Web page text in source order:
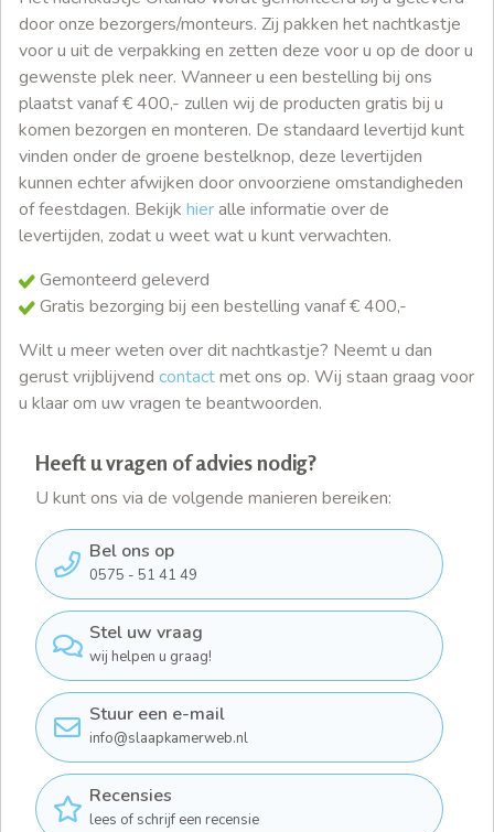
door onze bezorgers/monteurs. Zij pakken het nachtkastje
voor u uit de verpakking en zetten deze voor u op de door u
gewenste plek neer. Wanneer u een bestelling bij ons
plaatst vanaf € 400,- zullen wij de producten gratis bij u
komen bezorgen en monteren. De standaard levertijd kunt
vinden onder de groene bestelknop, deze levertijden
kunnen echter afwijken door onvoorziene omstandigheden
of feestdagen. Bekijk hieralle informatie over de
levertijden, zodat u weet wat u kunt verwachten.
Gemonteerd geleverd
Gratis bezorging bij een bestelling vanaf € 400,-
Wilt u meer weten over dit nachtkastje? Neemt u dan
gerust vrijblijvend contactmet ons op. Wij staan graag voor
u klaar om uw vragen te beantwoorden.
Heeft u vragen of advies nodig?
U kunt ons via de volgende manieren bereiken:
Bel ons op
0575 - 51 41 49
Stel uw vraag
wij helpen u graag!
Stuur een e-mail
info@slaapkamerweb.nl
Recensies
lees of schrijf een recensie